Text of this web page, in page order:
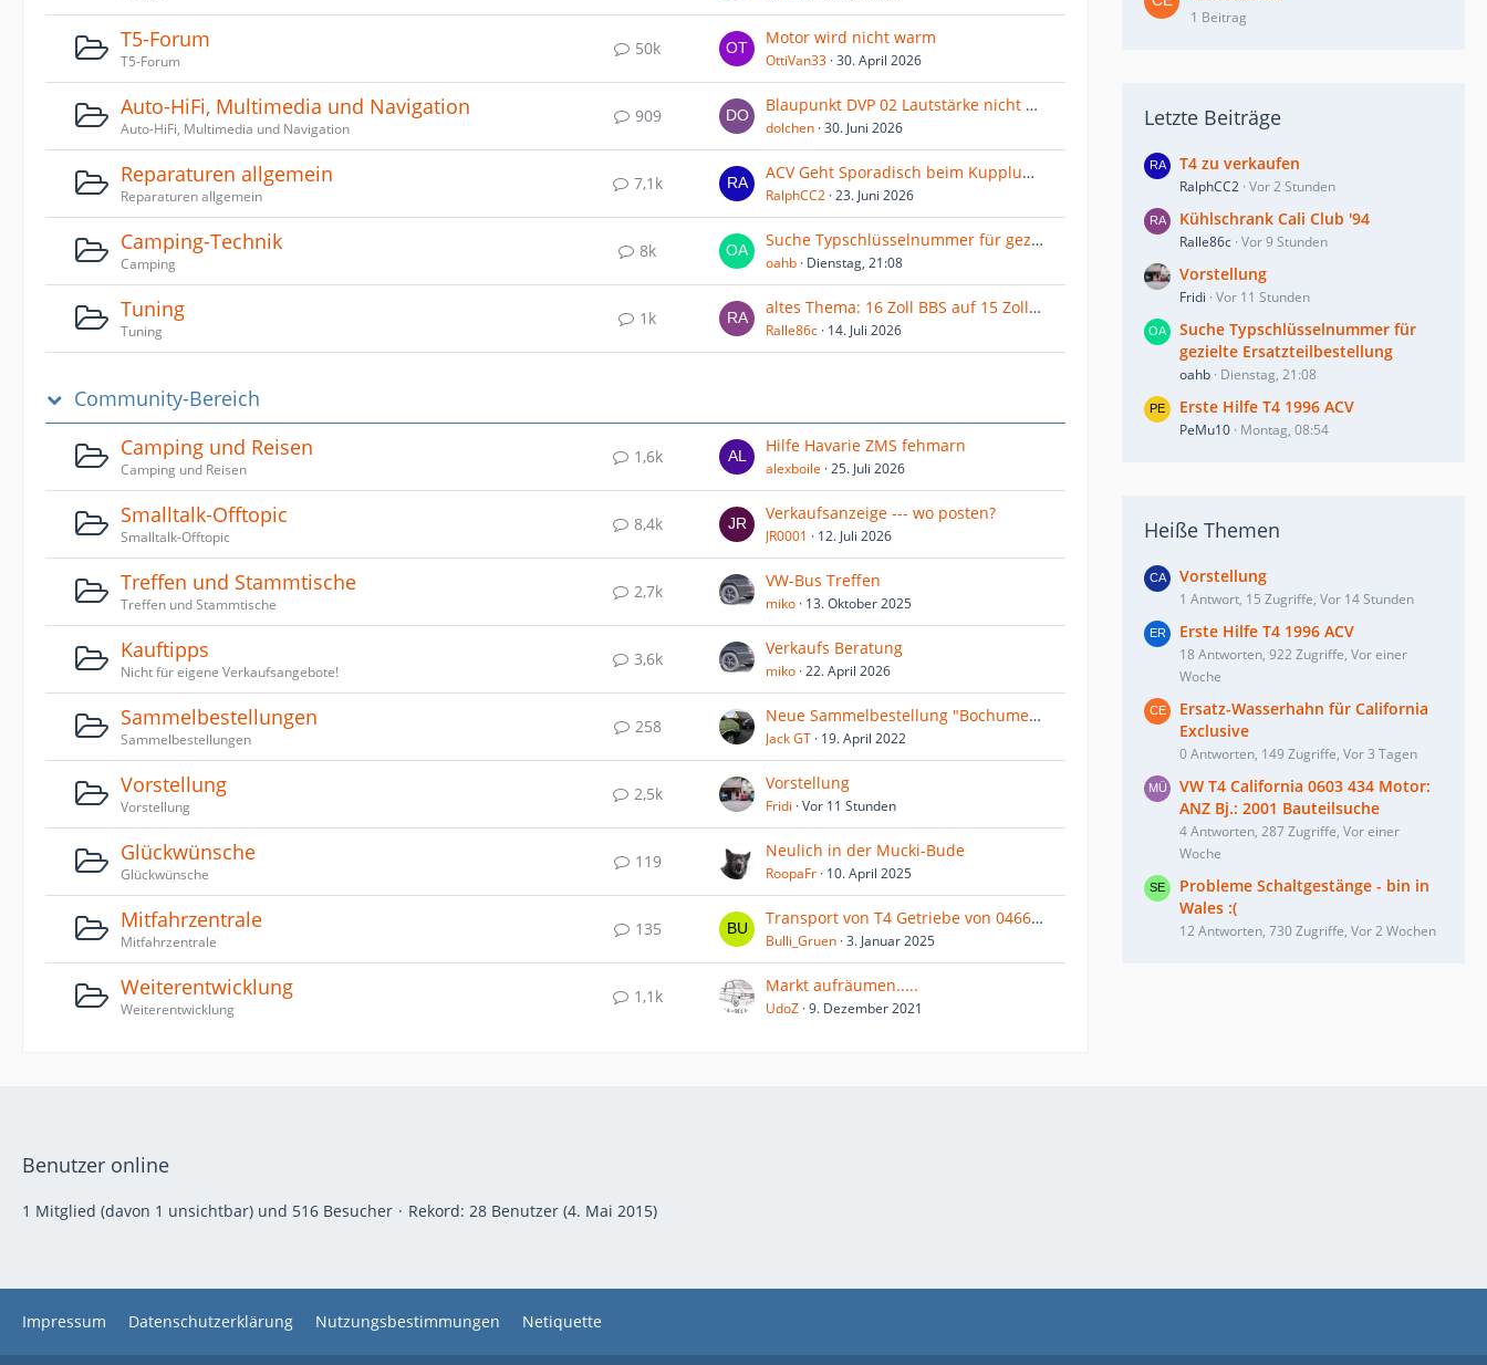
T5-Forum
T5-Forum
50k
Motor wird nicht warm
OttiVan33 30. April 2026
Auto-HiFi, Multimedia und Navigation
Auto-HiFi, Multimedia und Navigation
909
Blaupunkt DVP 02 Lautstärke nicht einstellbar
dolchen 30. Juni 2026
Reparaturen allgemein
Reparaturen allgemein
7,1k
ACV Geht Sporadisch beim Kupplungstreten aus :-(
RalphCC2 23. Juni 2026
Camping-Technik
Camping
8k
Suche Typschlüsselnummer für gezielte Ersatzteilbestellung
oahb Dienstag, 21:08
Tuning
Tuning
1k
altes Thema: 16 Zoll BBS auf 15 Zoll Fahrwerk wie beikomme ich eine TÜV Eintragung (Ausnahmegenehmigung)
Ralle86c 14. Juli 2026
Community-Bereich
Camping und Reisen
Camping und Reisen
1,6k
Hilfe Havarie ZMS fehmarn
alexboile 25. Juli 2026
Smalltalk-Offtopic
Smalltalk-Offtopic
8,4k
Verkaufsanzeige --- wo posten?
JR0001 12. Juli 2026
Treffen und Stammtische
Treffen und Stammtische
2,7k
VW-Bus Treffen
miko 13. Oktober 2025
Kauftipps
Nicht für eigene Verkaufsangebote!
3,6k
Verkaufs Beratung
miko 22. April 2026
Sammelbestellungen
Sammelbestellungen
258
Neue Sammelbestellung "Bochumer Stopfen"?
Jack GT 19. April 2022
Vorstellung
Vorstellung
2,5k
Vorstellung
Fridi Vor 11 Stunden
Glückwünsche
Glückwünsche
119
Neulich in der Mucki-Bude
RoopaFr 10. April 2025
Mitfahrzentrale
Mitfahrzentrale
135
Transport von T4 Getriebe von 04668 Grimma (Sachsen) nach Berlin oder Großraum Berlin
Bulli_Gruen 3. Januar 2025
Weiterentwicklung
Weiterentwicklung
1,1k
Markt aufräumen.....
UdoZ 9. Dezember 2021
1 Beitrag
Letzte Beiträge
T4 zu verkaufen
RalphCC2 Vor 2 Stunden
Kühlschrank Cali Club '94
Ralle86c Vor 9 Stunden
Vorstellung
Fridi Vor 11 Stunden
Suche Typschlüsselnummer für
gezielte Ersatzteilbestellung
oahb Dienstag, 21:08
Erste Hilfe T4 1996 ACV
PeMu10 Montag, 08:54
Heiße Themen
Vorstellung
1 Antwort, 15 Zugriffe, Vor 14 Stunden
Erste Hilfe T4 1996 ACV
18 Antworten, 922 Zugriffe, Vor einer
Woche
Ersatz-Wasserhahn für California
Exclusive
0 Antworten, 149 Zugriffe, Vor 3 Tagen
VW T4 California 0603 434 Motor:
ANZ Bj.: 2001 Bauteilsuche
4 Antworten, 287 Zugriffe, Vor einer
Woche
Probleme Schaltgestänge - bin in
Wales :(
12 Antworten, 730 Zugriffe, Vor 2 Wochen
Benutzer online
1 Mitglied (davon 1 unsichtbar) und 516 Besucher Rekord: 28 Benutzer (4. Mai 2015)
Impressum Datenschutzerklärung Nutzungsbestimmungen Netiquette